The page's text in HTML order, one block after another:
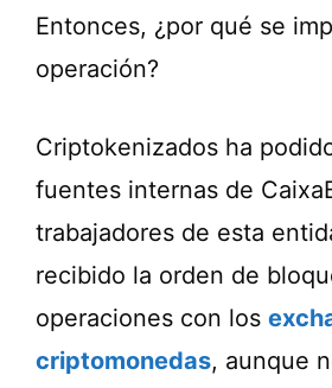
Entonces, ¿por qué se
operación?
Criptokenizados ha
fuentes internas de
trabajadores de esta
recibido la orden de
operaciones con los
criptomonedas, aunque